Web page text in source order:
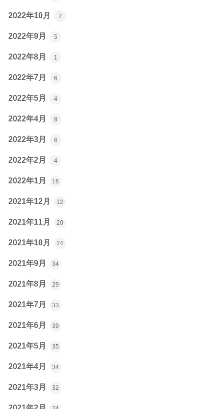
2022年10月 2
2022年9月 5
2022年8月 1
2022年7月 6
2022年5月 4
2022年4月 8
2022年3月 6
2022年2月 4
2022年1月 16
2021年12月 12
2021年11月 20
2021年10月 24
2021年9月 34
2021年8月 29
2021年7月 33
2021年6月 39
2021年5月 35
2021年4月 34
2021年3月 32